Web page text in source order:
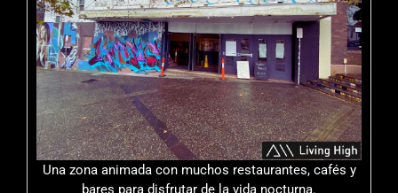
Una zona animada con muchos restaurantes, cafés y
bares para disfrutar de la vida nocturna.